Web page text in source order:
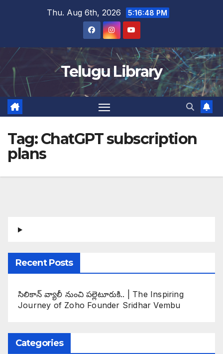
Thu. Aug 6th, 2026 5:16:48 PM
Telugu Library
Tag:ChatGPT subscription
plans
Recent Posts
సిలికాన్ వ్యాలీ నుంచి పల్లెటూరుకి.. | The Inspiring
Journey of Zoho Founder Sridhar Vembu
Categories